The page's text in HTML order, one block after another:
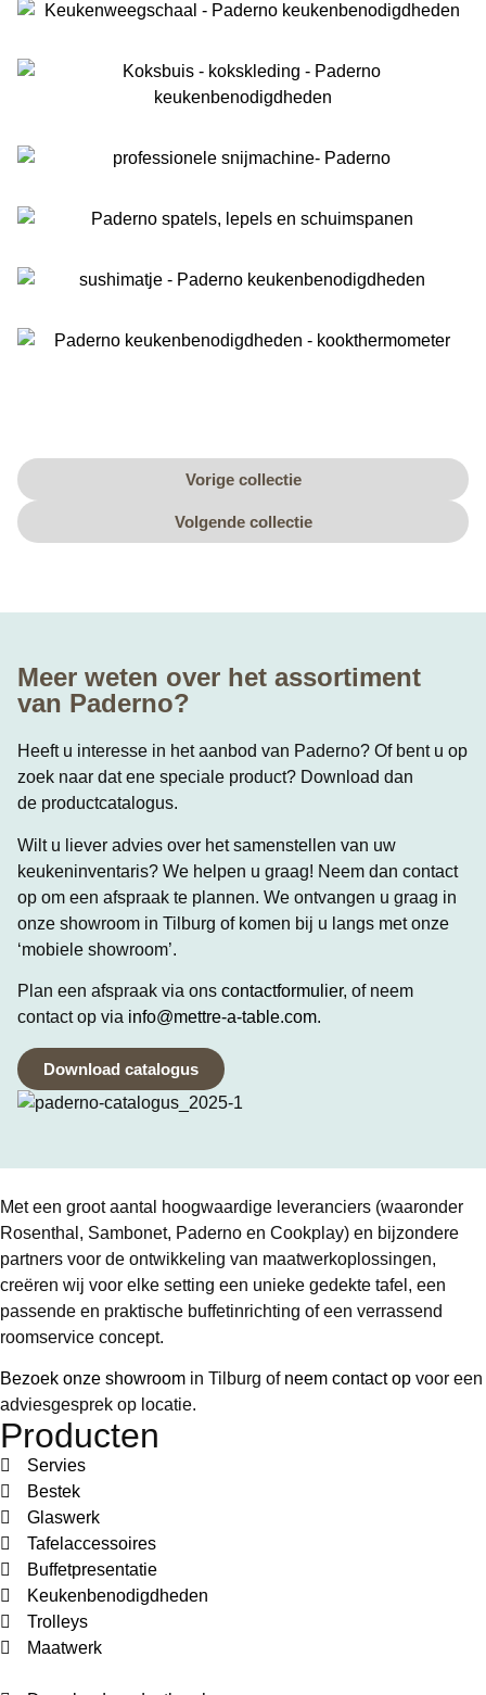
Vorige collectie
Volgende collectie
Meer weten over het assortiment
van Paderno?
Heeft u interesse in het aanbod van Paderno? Of bent u op
zoek naar dat ene speciale product? Download dan
de productcatalogus.
Wilt u liever advies over het samenstellen van uw
keukeninventaris? We helpen u graag! Neem dan contact
op om een afspraak te plannen. We ontvangen u graag in
onze showroom in Tilburg of komen bij u langs met onze
‘mobiele showroom’.
Plan een afspraak via ons contactformulier, of neem
contact op via info@mettre-a-table.com.
Download catalogus
Met een groot aantal hoogwaardige leveranciers (waaronder
Rosenthal, Sambonet, Paderno en Cookplay) en bijzondere
partners voor de ontwikkeling van maatwerkoplossingen,
creëren wij voor elke setting een unieke gedekte tafel, een
passende en praktische buffetinrichting of een verrassend
roomservice concept.
Bezoek onze showroom in Tilburg of neem contact op voor een
adviesgesprek op locatie.
Producten
Servies
Bestek
Glaswerk
Tafelaccessoires
Buffetpresentatie
Keukenbenodigdheden
Trolleys
Maatwerk